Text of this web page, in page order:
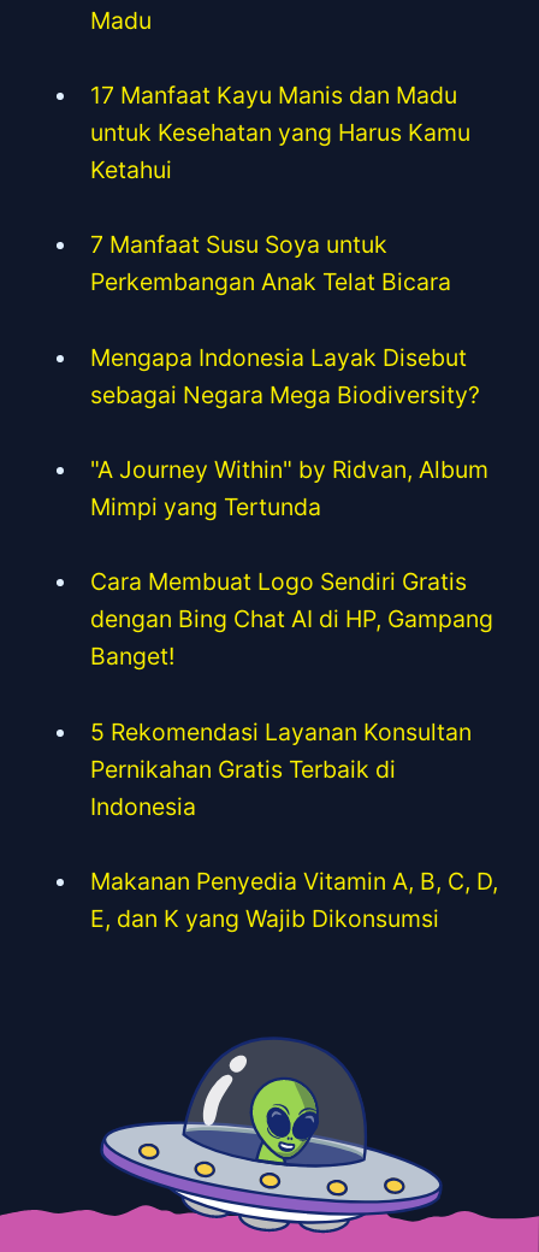
Madu
17 Manfaat Kayu Manis dan Madu
untuk Kesehatan yang Harus Kamu
Ketahui
7 Manfaat Susu Soya untuk
Perkembangan Anak Telat Bicara
Mengapa Indonesia Layak Disebut
sebagai Negara Mega Biodiversity?
"A Journey Within" by Ridvan, Album
Mimpi yang Tertunda
Cara Membuat Logo Sendiri Gratis
dengan Bing Chat AI di HP, Gampang
Banget!
5 Rekomendasi Layanan Konsultan
Pernikahan Gratis Terbaik di
Indonesia
Makanan Penyedia Vitamin A, B, C, D,
E, dan K yang Wajib Dikonsumsi